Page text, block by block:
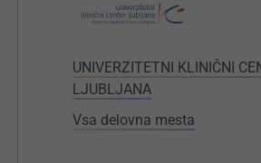
UNIVERZITETNI KLINIČNI
LJUBLJANA
Vsa delovna mesta